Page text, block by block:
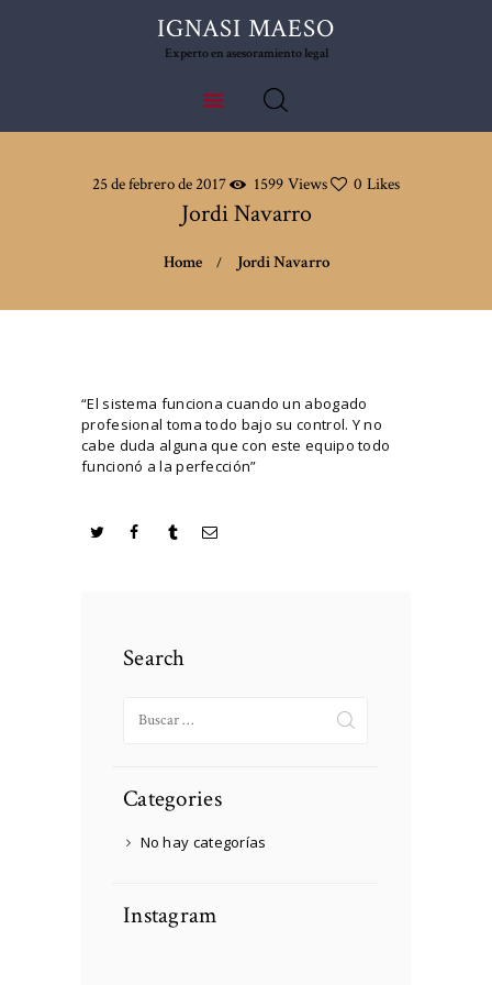
IGNASI MAESO
Experto en asesoramiento legal
25 de febrero de 2017 1599 Views 0 Likes
Jordi Navarro
Home Jordi Navarro
IGNASI MAESO
“El sistema funciona cuando un abogado
profesional toma todo bajo su control. Y no
cabe duda alguna que con este equipo todo
funcionó a la perfección”
Search
Categories
No hay categorías
Instagram